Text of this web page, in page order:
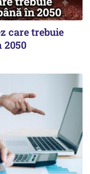
care trebuie
2050